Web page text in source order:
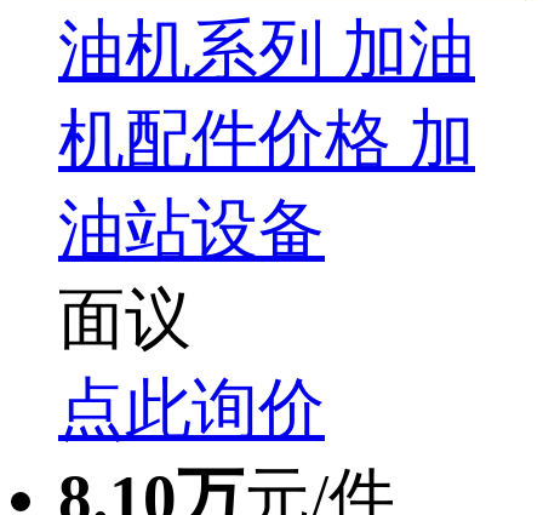
油机系列 加油
机配件价格 加
油站设备
面议
点此询价
8.10万元/件